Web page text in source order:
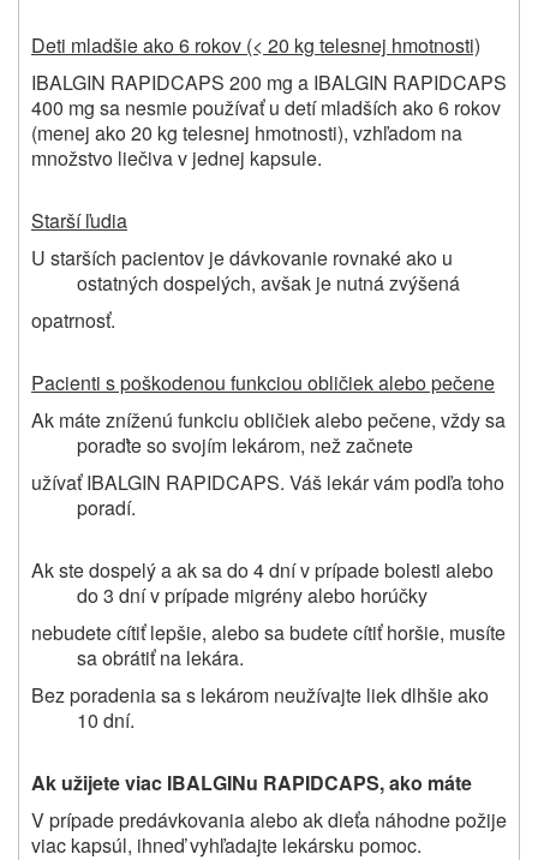
Deti mladšie ako 6 rokov (< 20 kg telesnej hmotnosti)
IBALGIN RAPIDCAPS 200 mg a IBALGIN RAPIDCAPS
400 mg sa nesmie používať u detí mladších ako 6 rokov
(menej ako 20 kg telesnej hmotnosti), vzhľadom na
množstvo liečiva v jednej kapsule.
Starší ľudia
U starších pacientov je dávkovanie rovnaké ako u
ostatných dospelých, avšak je nutná zvýšená
opatrnosť.
Pacienti s poškodenou funkciou obličiek alebo pečene
Ak máte zníženú funkciu obličiek alebo pečene, vždy sa
poraďte so svojím lekárom, než začnete
užívaťIBALGIN RAPIDCAPS. Váš lekár vám podľa toho
poradí.
Ak ste dospelý a ak sa do 4 dní v prípade bolesti alebo
do 3 dní v prípademigrény alebo horúčky
nebudete cítiť lepšie, alebo sa budete cítiť horšie, musíte
sa obrátiť na lekára.
Bez poradenia sa s lekárom neužívajte liek dlhšie ako
10 dní.
Ak užijete viac IBALGINu RAPIDCAPS, ako máte
V prípade predávkovania alebo ak dieťa náhodne požije
viac kapsúl, ihneď vyhľadajte lekársku pomoc.